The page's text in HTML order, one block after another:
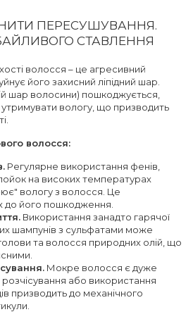
ПЕРЕСУШУВАННЯ.
СТАВЛЕННЯ
волосся – це агресивний
його захисний ліпідний шар.
шар волосини) пошкоджується,
утримувати вологу, що призводить
волосся:
Регулярне використання фенів,
на високих температурах
вологу з волосся. Це
його пошкодження.
Використання занадто гарячої
шампунів з сульфатами може
та волосся природних олій, що
Мокре волосся є дуже
або використання
призводить до механічного